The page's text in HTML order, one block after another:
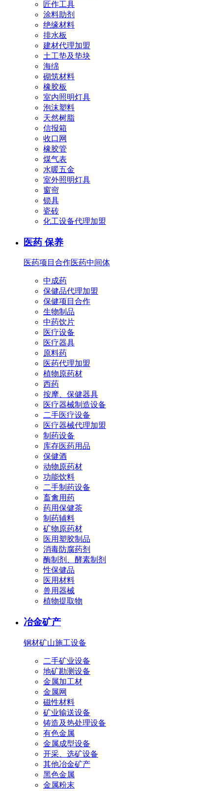
匠作工具
涂料助剂
绝缘材料
排水板
建材代理加盟
土工垫及垫块
海绵
砌筑材料
橡胶板
室内照明灯具
泡沫塑料
天然树脂
信报箱
收口网
橡胶管
煤气表
水暖五金
室外照明灯具
窗帘
锁具
瓷砖
化工设备代理加盟
医药 保养
医药项目合作医药中间体
中成药
保健品代理加盟
保健项目合作
生物制品
中药饮片
医疗设备
医疗器具
原料药
医药代理加盟
植物原药材
西药
按摩、保健器具
医疗器械制造设备
二手医疗设备
医疗器械代理加盟
制药设备
库存医药用品
保健酒
动物原药材
功能饮料
二手制药设备
畜禽用药
药用保健茶
制药辅料
矿物原药材
医用塑胶制品
消毒防腐药剂
酶制剂、酵素制剂
性保健品
医用材料
兽用器械
植物提取物
冶金矿产
钢材矿山施工设备
二手矿业设备
地矿勘测设备
金属加工材
金属网
磁性材料
矿业输送设备
铸造及热处理设备
有色金属
金属成型设备
开采、选矿设备
其他冶金矿产
黑色金属
金属粉末